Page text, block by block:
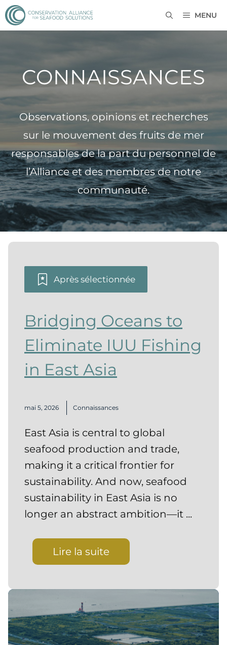
MENU
CONNAISSANCES
Observations, opinions et recherches
sur le mouvement des fruits de mer
responsables de la part du personnel de
l’Alliance et des membres de notre
communauté.
Après sélectionnée
Bridging Oceans to
Eliminate IUU Fishing
in East Asia
mai 5, 2026 Connaissances
East Asia is central to global
seafood production and trade,
making it a critical frontier for
sustainability. And now, seafood
sustainability in East Asia is no
longer an abstract ambition—it ...
Lire la suite